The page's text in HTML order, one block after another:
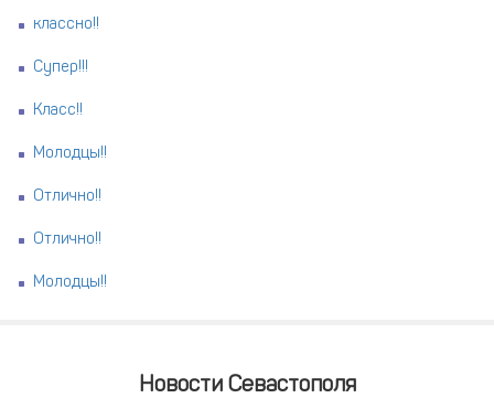
классно!!
Супер!!!
Класс!!
Молодцы!!
Отлично!!
Отлично!!
Молодцы!!
Новости Севастополя